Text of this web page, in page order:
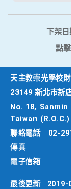
下架日
點
天主教崇光學校
23149 新北市新
No. 18,
Taiwan (R.O.C.)
聯絡電話
02-
傳真
電子信箱
最後更新 2019-